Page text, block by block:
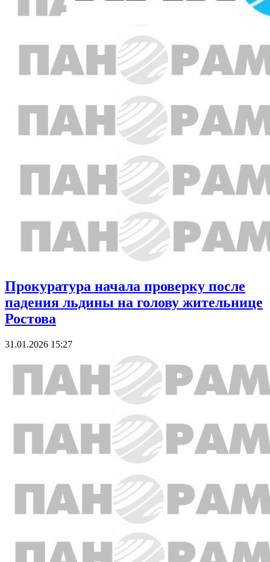
Прокуратура начала проверку после
падения льдины на голову жительнице
Ростова
31.01.2026 15:27